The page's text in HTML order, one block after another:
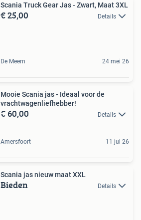
Scania Truck Gear Jas - Zwart, Maat 3XL
€ 25,00 Details
De Meern 24 mei 26
Mooie Scania jas - Ideaal voor de
vrachtwagenliefhebber!
€ 60,00 Details
Amersfoort 11 jul 26
Scania jas nieuw maat XXL
Bieden Details